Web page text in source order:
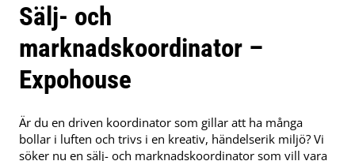
Sälj- och
marknadskoordinator –
Expohouse
Är du en driven koordinator som gillar att ha många
bollar i luften och trivs i en kreativ, händelserik miljö? Vi
söker nu en sälj- och marknadskoordinator som vill vara